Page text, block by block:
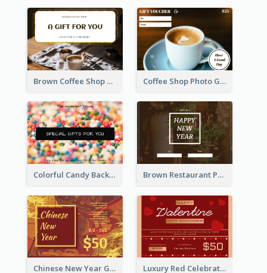
Brown Coffee Shop Photo Gift For You Gift Card Coffee Shop Photo Gift Card For Coffee
Colorful Candy Background Special Gift Card Brown Restaurant Photo New Year Gift Card
Chinese New Year Gift Card With Decorations Luxury Red Celebration Gift Card Template Design